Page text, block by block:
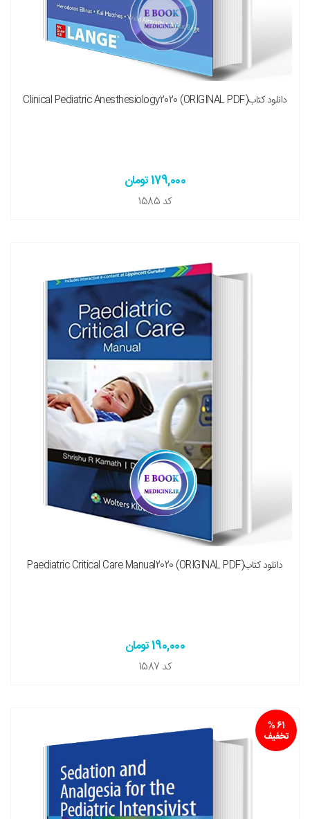
دانلود کتابClinical Pediatric Anesthesiology2020 (ORIGINAL PDF)
179,000 تومان
کد 1585
دانلود کتابPaediatric Critical Care Manual2020 (ORIGINAL PDF)
190,000 تومان
کد 1587
61 %
تخفیف